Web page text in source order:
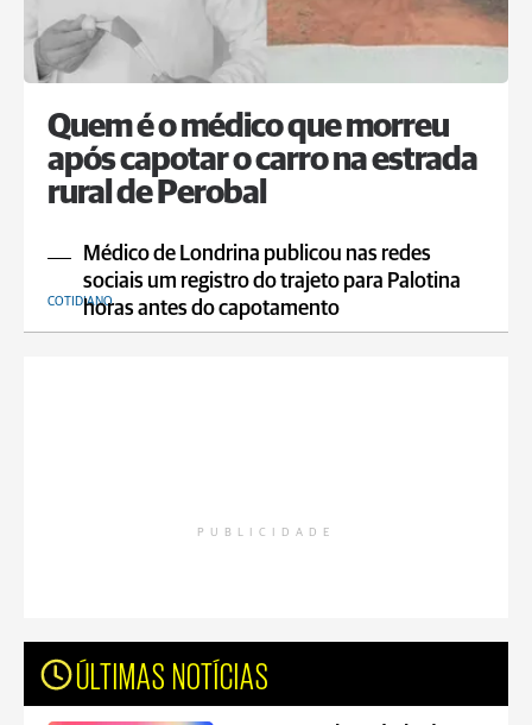
Quem é o médico que morreu
após capotar o carro na estrada
rural de Perobal
Médico de Londrina publicou nas redes
sociais um registro do trajeto para Palotina
horas antes do capotamento
COTIDIANO
PUBLICIDADE
ÚLTIMAS NOTÍCIAS